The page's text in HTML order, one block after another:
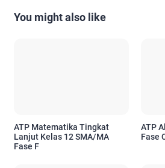
You might also like
ATP Matematika Tingkat
Lanjut Kelas 12 SMA/MA
Fase F
ATP
Fase